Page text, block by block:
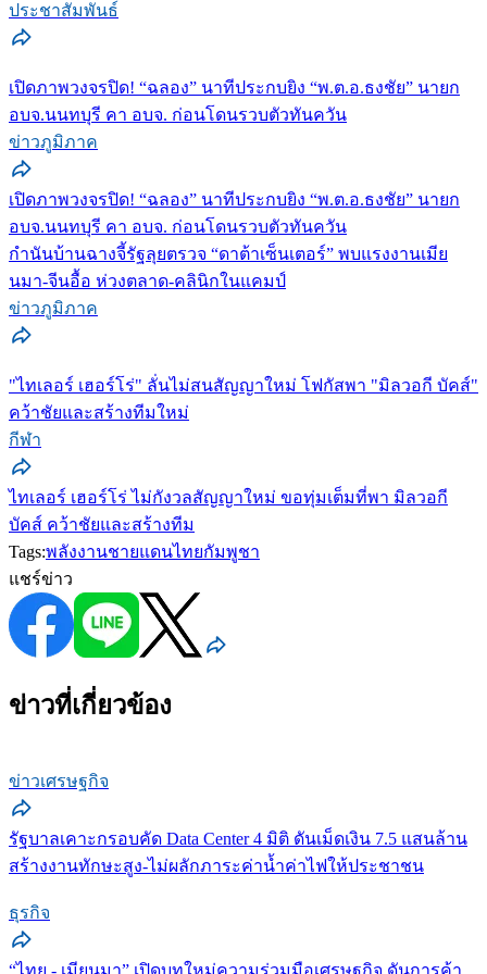
ประชาสัมพันธ์
เปิดภาพวงจรปิด! “ฉลอง” นาทีประกบยิง “พ.ต.อ.ธงชัย” นายก
อบจ.นนทบุรี คา อบจ. ก่อนโดนรวบตัวทันควัน
ข่าวภูมิภาค
เปิดภาพวงจรปิด! “ฉลอง” นาทีประกบยิง “พ.ต.อ.ธงชัย” นายก
อบจ.นนทบุรี คา อบจ. ก่อนโดนรวบตัวทันควัน
กำนันบ้านฉางจี้รัฐลุยตรวจ “ดาต้าเซ็นเตอร์” พบแรงงานเมีย
นมา-จีนอื้อ ห่วงตลาด-คลินิกในแคมป์
ข่าวภูมิภาค
"ไทเลอร์ เฮอร์โร่" ลั่นไม่สนสัญญาใหม่ โฟกัสพา "มิลวอกี บัคส์"
คว้าชัยและสร้างทีมใหม่
กีฬา
ไทเลอร์ เฮอร์โร่ ไม่กังวลสัญญาใหม่ ขอทุ่มเต็มที่พา มิลวอกี
บัคส์ คว้าชัยและสร้างทีม
Tags:พลังงานชายแดนไทยกัมพูชา
แชร์ข่าว
ข่าวที่เกี่ยวข้อง
ข่าวเศรษฐกิจ
รัฐบาลเคาะกรอบคัด Data Center 4 มิติ ดันเม็ดเงิน 7.5 แสนล้าน
สร้างงานทักษะสูง-ไม่ผลักภาระค่าน้ำค่าไฟให้ประชาชน
ธุรกิจ
“ไทย - เมียนมา” เปิดบทใหม่ความร่วมมือเศรษฐกิจ ดันการค้า